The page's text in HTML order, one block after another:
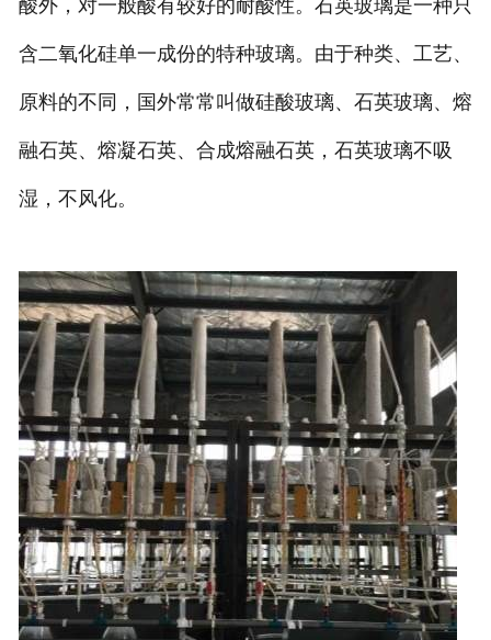
酸外，对一般酸有较好的耐酸性。石英玻璃是一种只
含二氧化硅单一成份的特种玻璃。由于种类、工艺、
原料的不同，国外常常叫做硅酸玻璃、石英玻璃、熔
融石英、熔凝石英、合成熔融石英，石英玻璃不吸
湿，不风化。